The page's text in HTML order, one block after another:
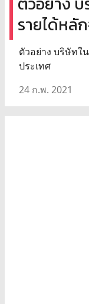
รายได้หลั
ตัวอย่าง บริษัทใ
ประเทศ
24 ก.พ. 2021